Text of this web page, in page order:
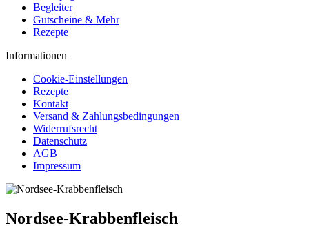
Begleiter
Gutscheine & Mehr
Rezepte
Informationen
Cookie-Einstellungen
Rezepte
Kontakt
Versand & Zahlungsbedingungen
Widerrufsrecht
Datenschutz
AGB
Impressum
Nordsee-Krabbenfleisch